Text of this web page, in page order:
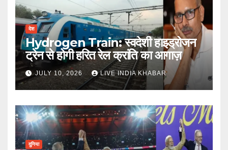
देश
Hydrogen Train: स्वदेशी हाइड्रोजन
ट्रेन से होगी हरित रेल क्रांति का आगाज़
JULY 10, 2026 LIVE INDIA KHABAR
दुनिया